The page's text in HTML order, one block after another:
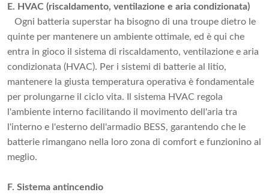
E. HVAC (riscaldamento, ventilazione e aria condizionata)
Ogni batteria superstar ha bisogno di una troupe dietro le
quinte per mantenere un ambiente ottimale, ed è qui che
entra in gioco il sistema di riscaldamento, ventilazione e aria
condizionata (HVAC). Per i sistemi di batterie al litio,
mantenere la giusta temperatura operativa è fondamentale
per prolungarne il ciclo vita. Il sistema HVAC regola
l'ambiente interno facilitando il movimento dell'aria tra
l'interno e l'esterno dell'armadio BESS, garantendo che le
batterie rimangano nella loro zona di comfort e funzionino al
meglio.
F. Sistema antincendio